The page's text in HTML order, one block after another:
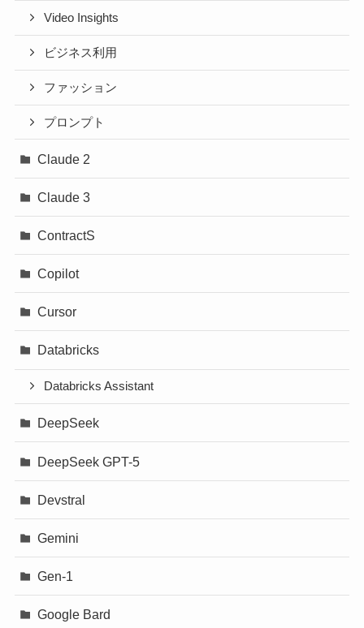
Video Insights
ビジネス利用
ファッション
プロンプト
Claude 2
Claude 3
ContractS
Copilot
Cursor
Databricks
Databricks Assistant
DeepSeek
DeepSeek GPT-5
Devstral
Gemini
Gen-1
Google Bard